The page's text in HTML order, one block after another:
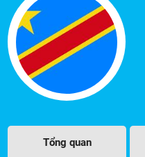
Tổng quan